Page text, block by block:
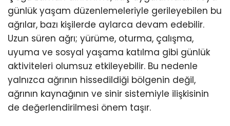
günlük yaşam düzenlemeleriyle gerileyebilen bu
ağrılar, bazı kişilerde aylarca devam edebilir.
Uzun süren ağrı; yürüme, oturma, çalışma,
uyuma ve sosyal yaşama katılma gibi günlük
aktiviteleri olumsuz etkileyebilir. Bu nedenle
yalnızca ağrının hissedildiği bölgenin değil,
ağrının kaynağının ve sinir sistemiyle ilişkisinin
de değerlendirilmesi önem taşır.